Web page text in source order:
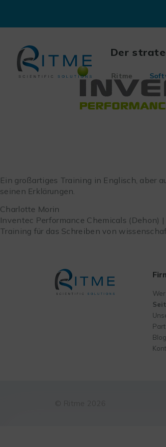
content
Der
Ritme
Ein großartiges Training in Englisch, aber
seinen Erklärungen.
Charlotte Morin
Inventec Performance Chemicals (Dehon) |
Training für das Schreiben von
Blog